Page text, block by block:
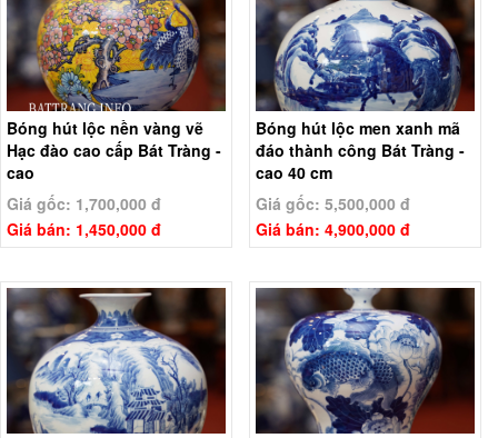
Bóng hút lộc nền vàng vẽ
Hạc đào cao cấp Bát Tràng -
cao
Giá gốc: 1,700,000 đ
Giá bán: 1,450,000 đ
Bóng hút lộc men xanh mã
đáo thành công Bát Tràng -
cao 40 cm
Giá gốc: 5,500,000 đ
Giá bán: 4,900,000 đ